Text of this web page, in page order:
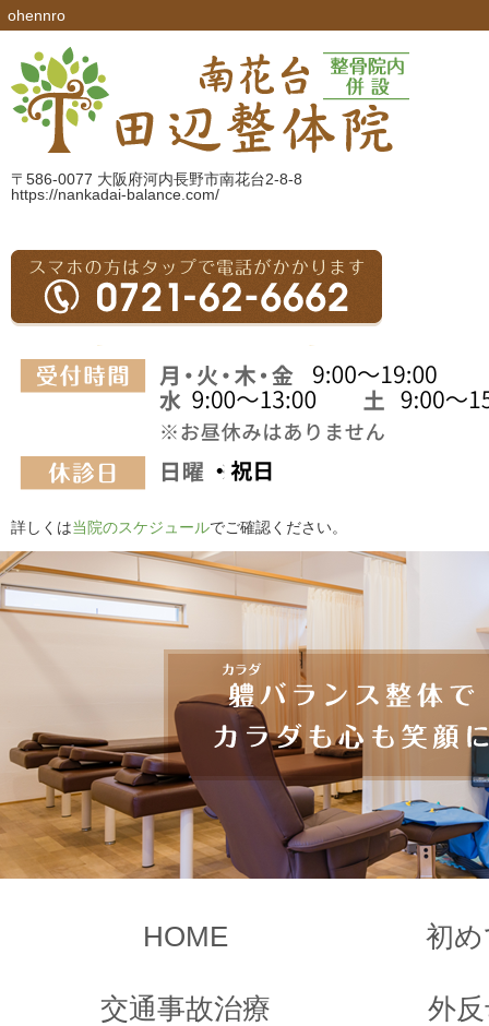
ohennro
〒586-0077 大阪府河内長野市南花台2-8-8
https://nankadai-balance.com/
詳しくは当院のスケジュールでご確認ください。
HOME 初
交通事故治療 外